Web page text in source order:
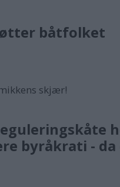
båtfolket
skjær!
byråkrati -